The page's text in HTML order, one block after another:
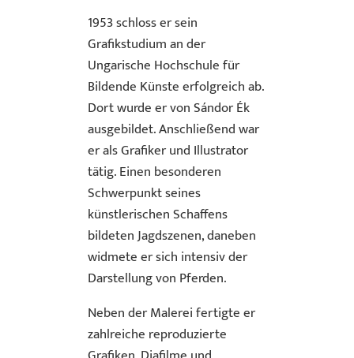
1953 schloss er sein
Grafikstudium an der
Ungarische Hochschule für
Bildende Künste erfolgreich ab.
Dort wurde er von Sándor Ék
ausgebildet. Anschließend war
er als Grafiker und Illustrator
tätig. Einen besonderen
Schwerpunkt seines
künstlerischen Schaffens
bildeten Jagdszenen, daneben
widmete er sich intensiv der
Darstellung von Pferden.
Neben der Malerei fertigte er
zahlreiche reproduzierte